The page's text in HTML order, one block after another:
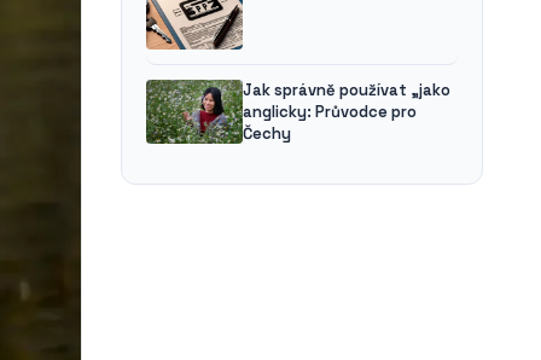
Jak správně používat „jako
anglicky: Průvodce pro
Čechy